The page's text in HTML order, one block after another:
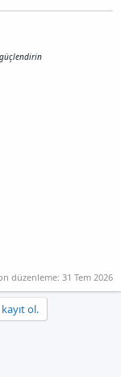
düzenleme: 31 Tem 2026
ol.